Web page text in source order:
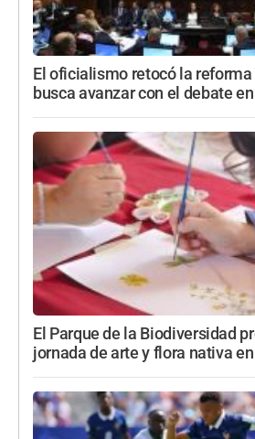
El oficialismo retocó la
busca avanzar con el debate
El Parque de la Biodiversidad
jornada de arte y flora nativa